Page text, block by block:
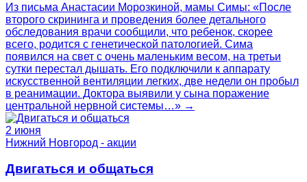
Из письма Анастасии Морозкиной, мамы Симы: «После
второго скрининга и проведения более детального
обследования врачи сообщили, что ребенок, скорее
всего, родится с генетической патологией. Сима
появился на свет с очень маленьким весом, на третьи
сутки перестал дышать. Его подключили к аппарату
искусственной вентиляции легких, две недели он пробыл
в реанимации. Доктора выявили у сына поражение
центральной нервной системы…» →
2 июня
Нижний Новгород - акции
Двигаться и общаться